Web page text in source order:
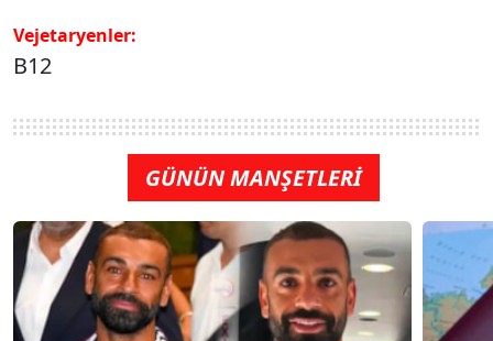
Vejetaryenler:
B12
GÜNÜN MANŞETLERİ